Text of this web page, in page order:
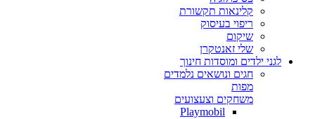
קלינאות תקשורת
ריפוי בעיסוק
שיקום
שלי זאנטקרן
לגני ילדים ומוסדות חינוך
חגים ונושאים נלמדים
מפות
משחקים וצעצועים
Playmobil